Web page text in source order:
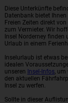
Diese Unterkünfte
Datenbank bietet Ihnen
Freien Zeiten direkt
zum Vermieter. Wir
Insel Norderney finden
Urlaub in einem
Inselurlaub ist etwas
idealen
unseren Insel-Infos ,
den aktuellen
Insel zu werfen.
Sollte in dieser